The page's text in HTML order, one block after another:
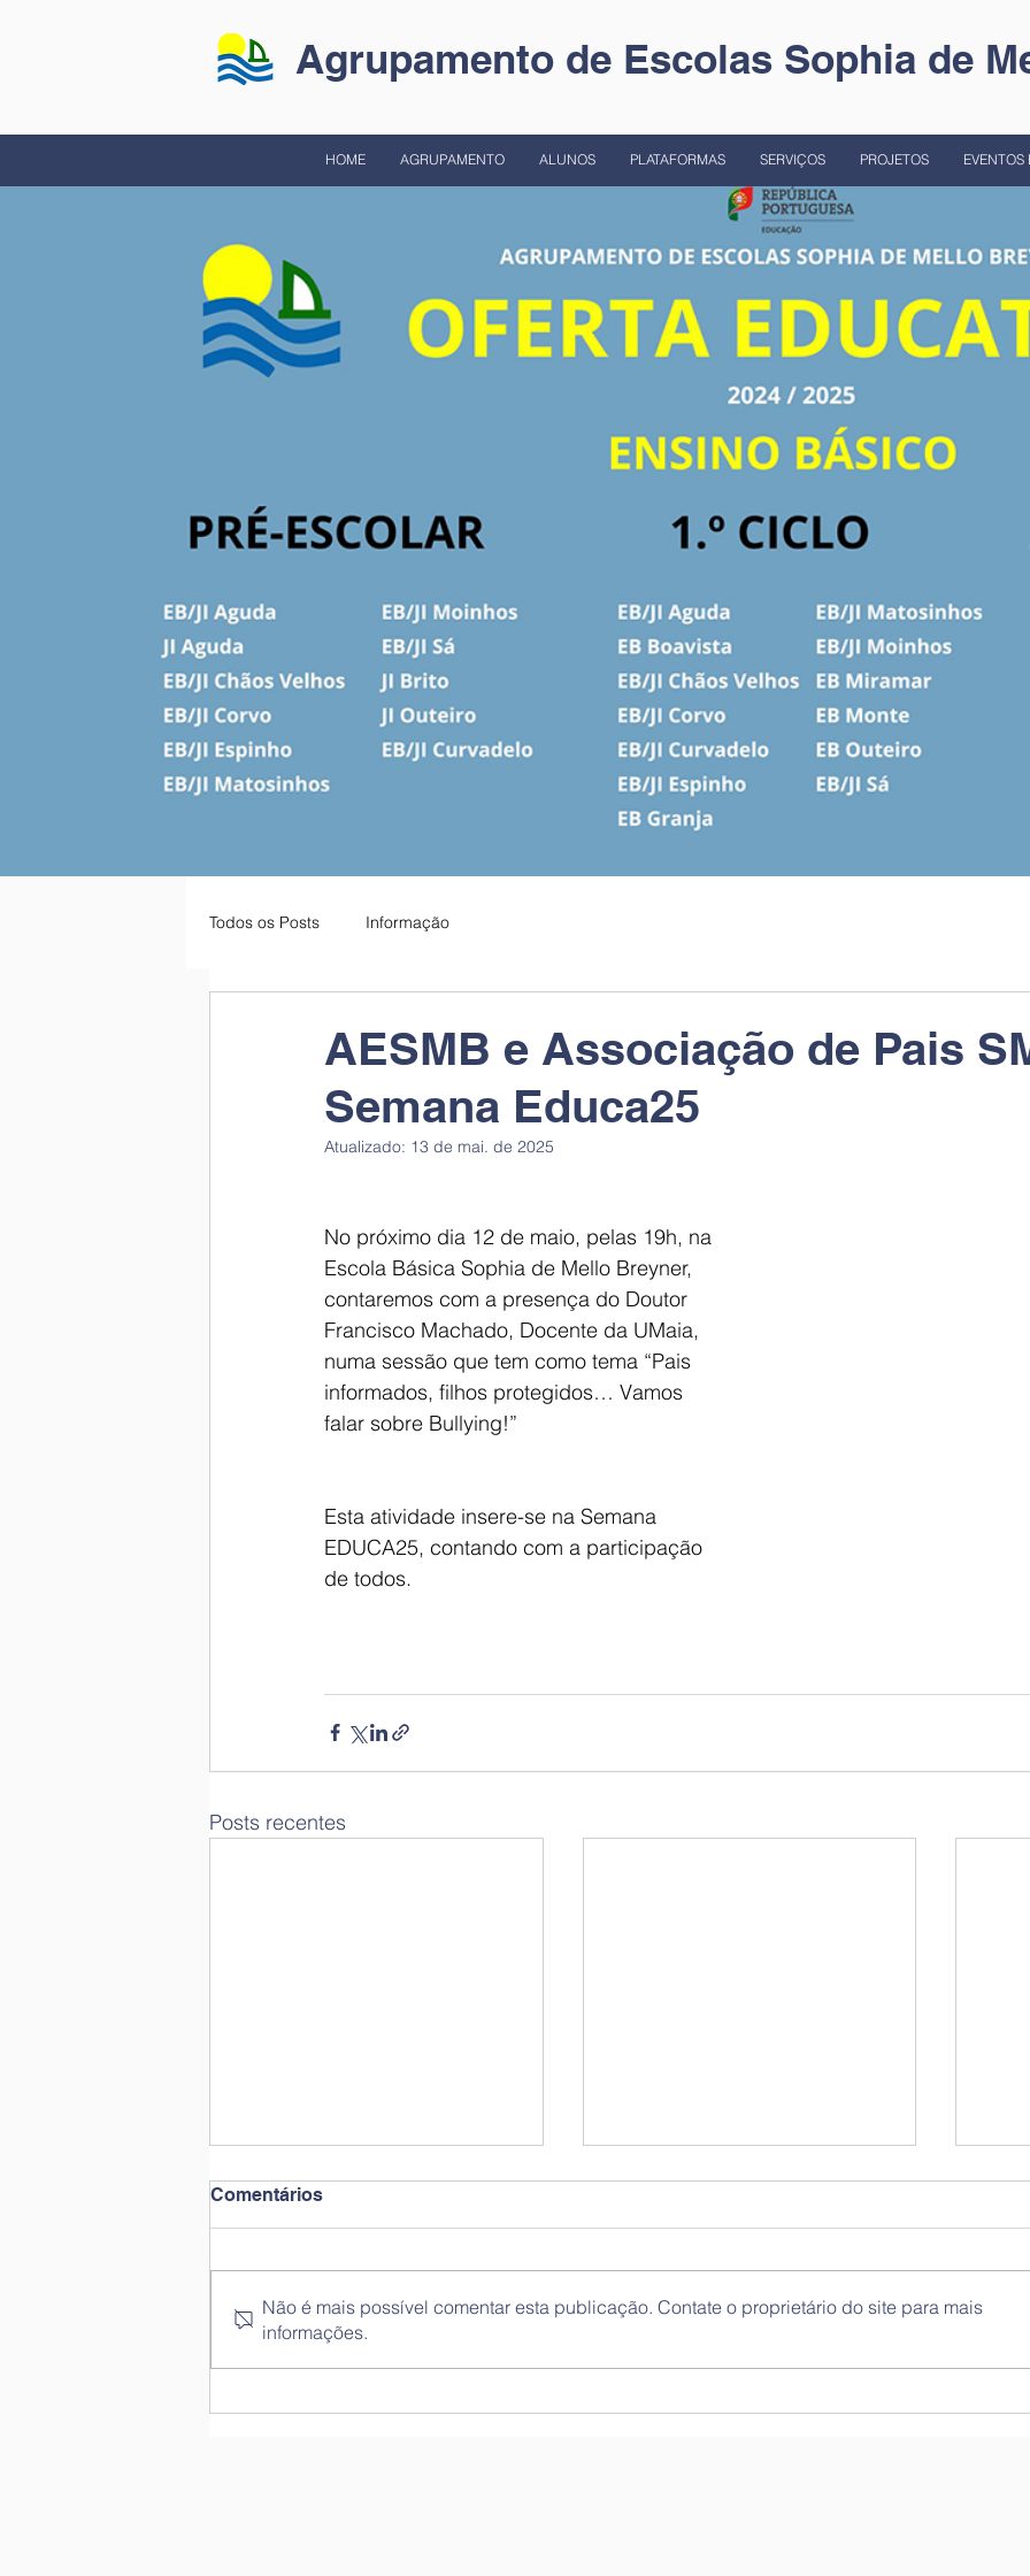
Agrupamento de Escolas Sophia de
HOME AGRUPAMENTO ALUNOS PLATAFORMAS SERVIÇOS PROJETOS EVENTOS
Todos os Posts Informação
AESMB e Associação de Pais
Semana Educa25
Atualizado: 13 de mai. de 2025
No próximo dia 12 de maio, pelas 19h, na
Escola Básica Sophia de Mello Breyner,
contaremos com a presença do Doutor
Francisco Machado, Docente da UMaia,
numa sessão que tem como tema “Pais
informados, filhos protegidos… Vamos
falar sobre Bullying!”
Esta atividade insere-se na Semana
EDUCA25, contando com a participação
de todos.
Posts recentes
Diagnóstico da Fluência
Exposição “Património
Cidadania”
Comentários
Não é mais possível comentar esta publicação. Contate o proprietário do site para mais
informações.